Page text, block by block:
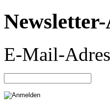
E-Mail-